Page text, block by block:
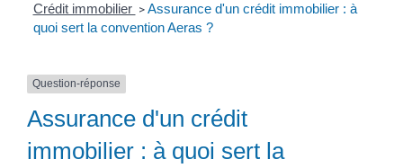
Crédit immobilier > Assurance d'un crédit immobilier : à
quoi sert la convention Aeras ?
Question-réponse
Assurance d'un crédit
immobilier : à quoi sert la